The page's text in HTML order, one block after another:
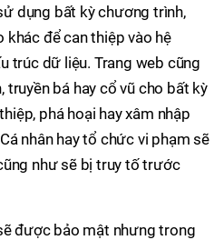
dụng bất kỳ chương trình,
khác để can thiệp vào hệ
trúc dữ liệu. Trang web cũng
truyền bá hay cổ vũ cho bất kỳ
phá hoại hay xâm nhập
nhân hay tổ chức vi phạm sẽ
như sẽ bị truy tố trước
được bảo mật nhưng trong